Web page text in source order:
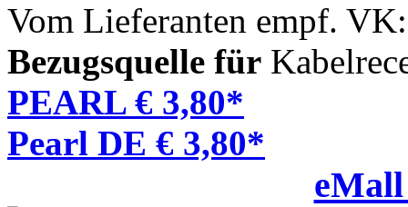
Vom Lieferanten empf.
Bezugsquelle für
PEARL € 3,80*
Pearl DE € 3,80*